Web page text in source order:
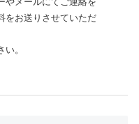
をお送りさせていただ
。